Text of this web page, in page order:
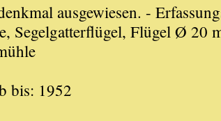
ausgewiesen. -
Segelgatterflügel, Flügel Ø 20
bis: 1952